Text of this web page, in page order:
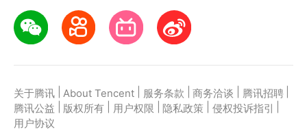
关于腾讯 About Tencent 服务条款 商务洽谈 腾讯招聘
腾讯公益
版权所有 用户权限 隐私政策 侵权投诉指引
用户协议